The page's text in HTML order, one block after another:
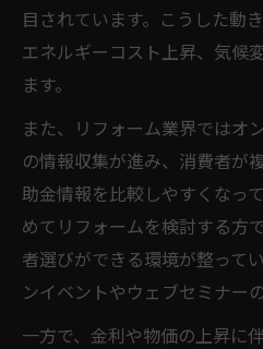
リフォームイベン
リフォームフェア
リフォームを有利に進
リフォームで失敗
ランキングや比較で
び
リフォームフェアで
業界動向を見極めて
現
目されています。こうした動
エネルギーコスト上昇、気候
ます。
また、リフォーム業界ではオ
の情報収集が進み、消費者が
助金情報を比較しやすくなっ
めてリフォームを検討する方
者選びができる環境が整って
ンイベントやウェブセミナー
一方で、金利や物価の上昇に